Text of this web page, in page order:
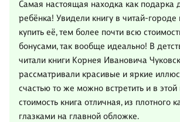
Самая настоящая находка как подарка
ребёнка! Увидели книгу в читай-городе
купить её, тем более почти всю
бонусами, так вообще идеально! В
читали книги Корнея Ивановича
рассматривали красивые и яркие
счастью то же можно встретить и в этой
стоимость книга отличная, из плотного
глазками на главной обложке.